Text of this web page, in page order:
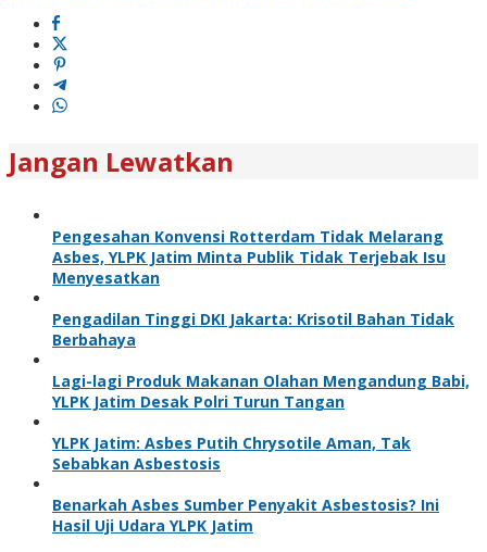
Jangan Lewatkan
Pengesahan Konvensi Rotterdam Tidak Melarang
Asbes, YLPK Jatim Minta Publik Tidak Terjebak Isu
Menyesatkan
Pengadilan Tinggi DKI Jakarta: Krisotil Bahan Tidak
Berbahaya
Lagi-lagi Produk Makanan Olahan Mengandung Babi,
YLPK Jatim Desak Polri Turun Tangan
YLPK Jatim: Asbes Putih Chrysotile Aman, Tak
Sebabkan Asbestosis
Benarkah Asbes Sumber Penyakit Asbestosis? Ini
Hasil Uji Udara YLPK Jatim